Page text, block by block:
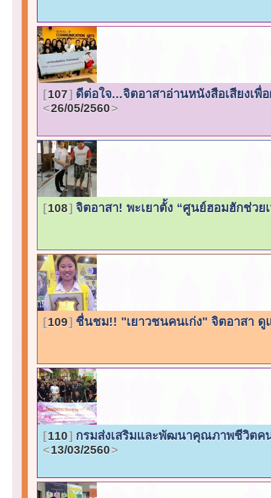
107 ดีต่อใจ...จิตอาสาอ่านหนังสือเสียงเ
26/05/2560
108 จิตอาสา! พะเยาตั้ง “ศูนย์ฮอมฮักช่ว
109 ชื่นชม!! "เยาวชนคนเก่ง" จิตอาสา
110 กรมส่งเสริมและพัฒนาคุณภาพชีวิตค
13/03/2560